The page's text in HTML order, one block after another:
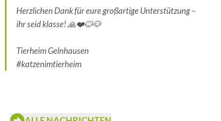
Herzlichen Dank für eure großartige Unterstützung –
ihr seid klasse! 🙏❤️🐱🐶
Tierheim Gelnhausen
#katzenimtierheim